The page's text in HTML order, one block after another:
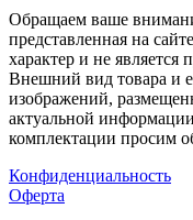
Обращаем ваше
представленная на
характер и не
Внешний вид товара и
изображений,
актуальной
комплектации просим
Конфиденциальность
Оферта